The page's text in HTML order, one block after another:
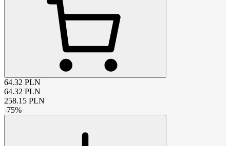
64.32 PLN
64.32 PLN
258.15 PLN
-75%